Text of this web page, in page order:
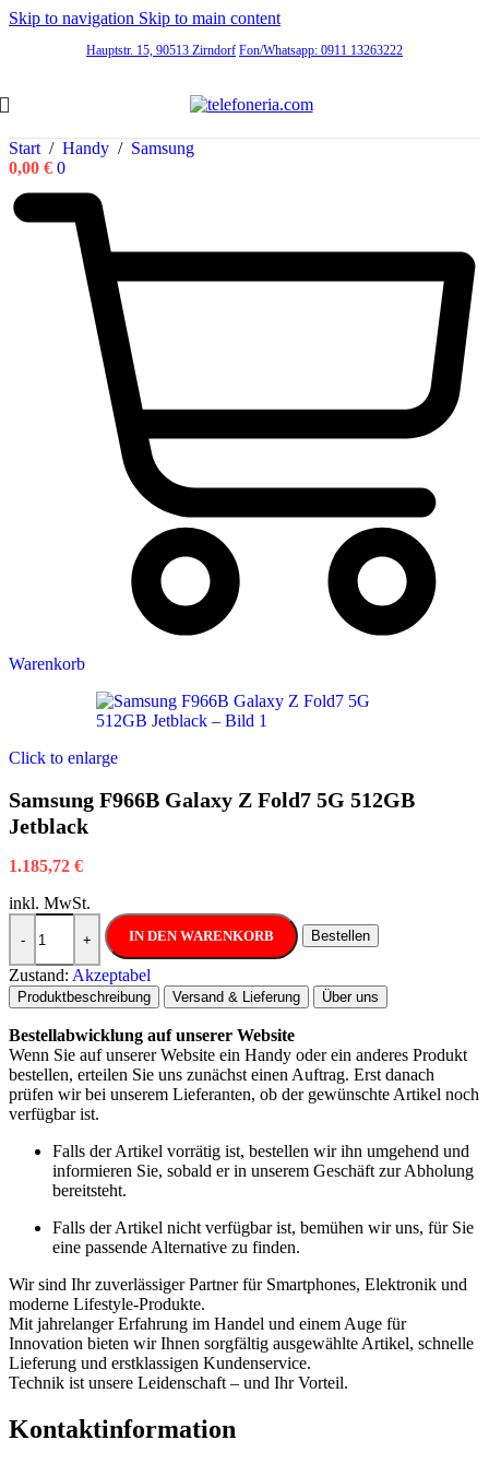
Skip to navigation Skip to main content
Hauptstr. 15, 90513 Zirndorf Fon/Whatsapp: 0911 13263222
Start / Handy / Samsung
0,00 € 0
Warenkorb
Click to enlarge
Samsung F966B Galaxy Z Fold7 5G 512GB
Jetblack
1.185,72 €
inkl. MwSt.
-
Samsung F966B Galaxy Z Fold7 5G 512GB Jetblack Menge
+ IN DEN WARENKORB Bestellen
Zustand: Akzeptabel
Produktbeschreibung Versand & Lieferung Über uns
Bestellabwicklung auf unserer Website
Wenn Sie auf unserer Website ein Handy oder ein anderes Produkt
bestellen, erteilen Sie uns zunächst einen Auftrag. Erst danach
prüfen wir bei unserem Lieferanten, ob der gewünschte Artikel noch
verfügbar ist.
Falls der Artikel vorrätig ist, bestellen wir ihn umgehend und
informieren Sie, sobald er in unserem Geschäft zur Abholung
bereitsteht.
Falls der Artikel nicht verfügbar ist, bemühen wir uns, für Sie
eine passende Alternative zu finden.
Wir sind Ihr zuverlässiger Partner für Smartphones, Elektronik und
moderne Lifestyle-Produkte.
Mit jahrelanger Erfahrung im Handel und einem Auge für
Innovation bieten wir Ihnen sorgfältig ausgewählte Artikel, schnelle
Lieferung und erstklassigen Kundenservice.
Technik ist unsere Leidenschaft – und Ihr Vorteil.
Kontaktinformation